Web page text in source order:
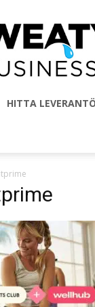
Sweaty
Business
HITTA